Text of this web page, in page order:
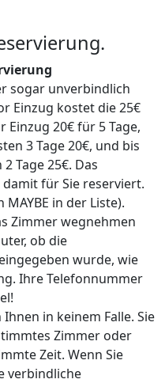
sogar unverbindlich
Einzug kostet die 25€
Einzug 20€ für 5 Tage,
3 Tage 20€, und bis
Tage 25€. Das
für Sie reserviert.
in der Liste).
Zimmer wegnehmen
ob die
wurde, wie
Ihre Telefonnummer
in keinem Falle. Sie
Zimmer oder
Zeit. Wenn Sie
verbindliche